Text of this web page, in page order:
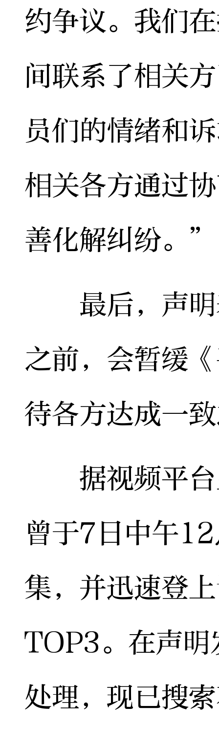
约争议。我们
间联系了相关
员们的情绪和
相关各方通过
善化解纠纷。”
最后，声明
之前，会暂缓
待各方达成一
据视频平台
曾于7日中午
集，并迅速登
TOP3。在声明
处理，现已搜